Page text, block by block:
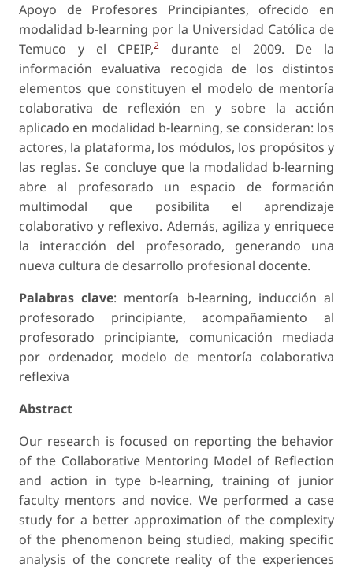
Apoyo de Profesores Principiantes, ofrecido en
modalidad b-learning por la Universidad Católica de
Temuco y el CPEIP,2
durante el 2009. De la
información evaluativa recogida de los distintos
elementos que constituyen el modelo de mentoría
colaborativa de reflexión en y sobre la acción
aplicado en modalidad b-learning, se consideran: los
actores, la plataforma, los módulos, los propósitos y
las reglas. Se concluye que la modalidad b-learning
abre al profesorado un espacio de formación
multimodal que posibilita el aprendizaje
colaborativo y reflexivo. Además, agiliza y enriquece
la interacción del profesorado, generando una
nueva cultura de desarrollo profesional docente.
Palabras clave: mentoría b-learning, inducción al
profesorado principiante, acompañamiento al
profesorado principiante, comunicación mediada
por ordenador, modelo de mentoría colaborativa
reflexiva
Abstract
Our research is focused on reporting the behavior
of the Collaborative Mentoring Model of Reflection
and action in type b-learning, training of junior
faculty mentors and novice. We performed a case
study for a better approximation of the complexity
of the phenomenon being studied, making specific
analysis of the concrete reality of the experiences